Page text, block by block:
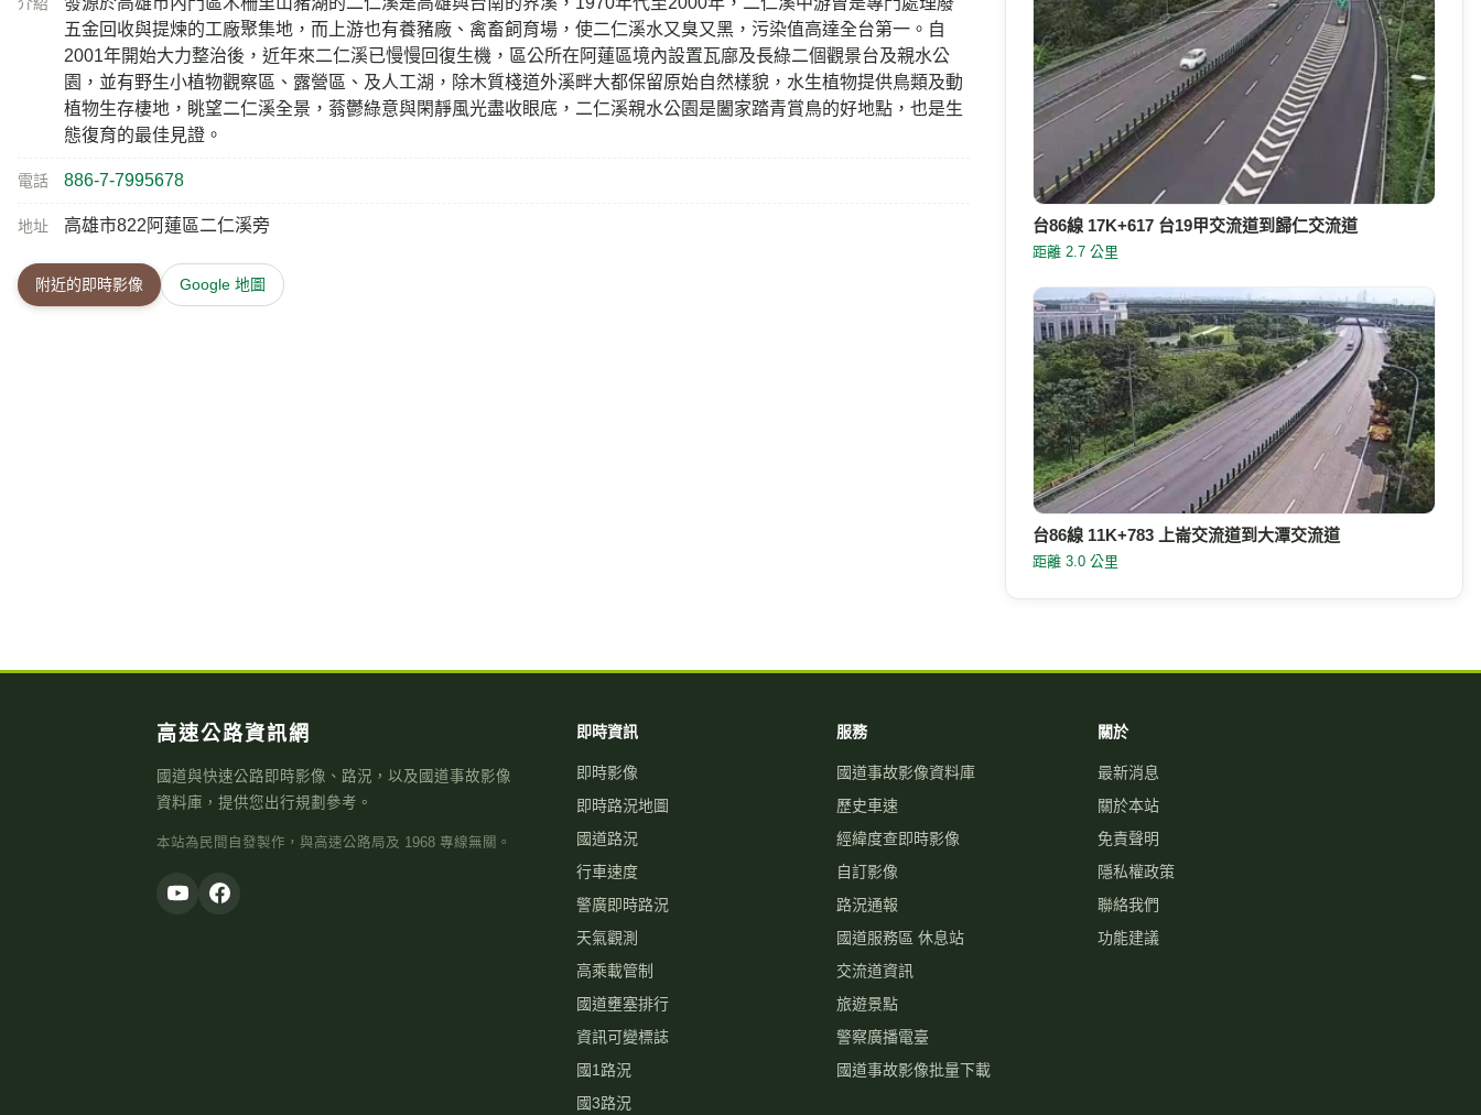
五金回收與提煉的工廠聚集地，而上游也有養豬廠、禽畜飼育場，使二仁溪水又臭又黑，污染值高達全台第一。自
2001年開始大力整治後，近年來二仁溪已慢慢回復生機，區公所在阿蓮區境內設置瓦廍及長綠二個觀景台及親水公
園，並有野生小植物觀察區、露營區、及人工湖，除木質棧道外溪畔大都保留原始自然樣貌，水生植物提供鳥類及動
植物生存棲地，眺望二仁溪全景，蓊鬱綠意與閑靜風光盡收眼底，二仁溪親水公園是闔家踏青賞鳥的好地點，也是生
態復育的最佳見證。
電話 886-7-7995678
地址 高雄市822阿蓮區二仁溪旁
附近的即時影像 Google 地圖
台86線 17K+617 台19甲交流道到歸仁交流道
距離 2.7 公里
台86線 11K+783 上崙交流道到大潭交流道
距離 3.0 公里
高速公路資訊網
國道與快速公路即時影像、路況，以及國道事故影像
資料庫，提供您出行規劃參考。
本站為民間自發製作，與高速公路局及 1968 專線無關。
即時資訊
即時影像
即時路況地圖
國道路況
行車速度
警廣即時路況
天氣觀測
高乘載管制
國道壅塞排行
資訊可變標誌
國1路況
國3路況
服務
國道事故影像資料庫
歷史車速
經緯度查即時影像
自訂影像
路況通報
國道服務區 休息站
交流道資訊
旅遊景點
警察廣播電臺
國道事故影像批量下載
關於
最新消息
關於本站
免責聲明
隱私權政策
聯絡我們
功能建議